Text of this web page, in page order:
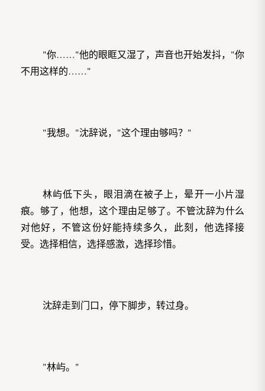
"你……"他的眼眶又湿了，声音也开始发抖，"你
不用这样的……"
"我想。"沈辞说，"这个理由够吗？"
林屿低下头，眼泪滴在被子上，晕开一小片湿
痕。够了，他想，这个理由足够了。不管沈辞为什么
对他好，不管这份好能持续多久，此刻，他选择接
受。选择相信，选择感激，选择珍惜。
沈辞走到门口，停下脚步，转过身。
"林屿。"